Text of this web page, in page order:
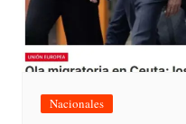
Nacionales